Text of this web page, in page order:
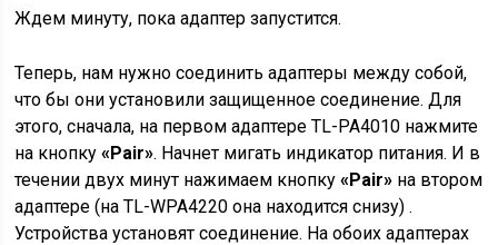
Ждем минуту, пока адаптер запустится.
Теперь, нам нужно соединить адаптеры между собой,
что бы они установили защищенное соединение. Для
этого, сначала, на первом адаптере TL-PA4010 нажмите
на кнопку«Pair». Начнет мигать индикатор питания. И в
течении двух минут нажимаем кнопку«Pair» на втором
адаптере (на TL-WPA4220 она находится снизу) .
Устройства установят соединение. На обоих адаптерах